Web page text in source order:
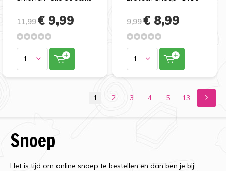
11,99€ 9,99 9,99€ 8,99
1 2 3 4 5 13
Snoep
Het is tijd om online snoep te bestellen en dan ben je bij